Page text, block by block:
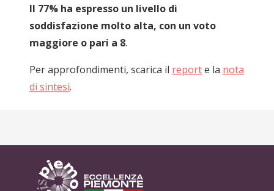
Il 77% ha espresso un livello di
soddisfazione molto alta, con un voto
maggiore o pari a 8.
Per approfondimenti, scarica il reporte la nota
di sintesi.